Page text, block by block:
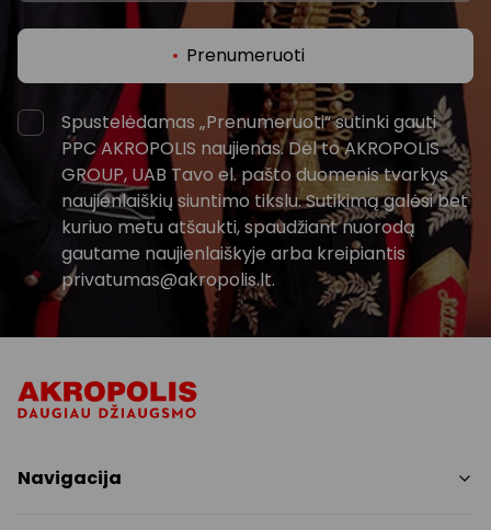
Prenumeruoti
Spustelėdamas „Prenumeruoti“ sutinki gauti
PPC AKROPOLIS naujienas. Dėl to AKROPOLIS
GROUP, UAB Tavo el. pašto duomenis tvarkys
naujienlaiškių siuntimo tikslu. Sutikimą galėsi bet
kuriuo metu atšaukti, spaudžiant nuorodą
gautame naujienlaiškyje arba kreipiantis
privatumas@akropolis.lt.
Navigacija